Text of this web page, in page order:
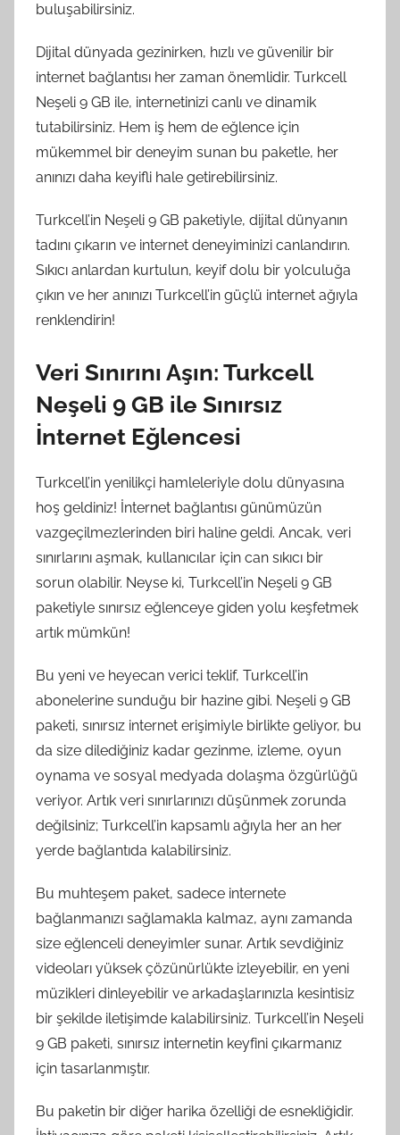
buluşabilirsiniz.
Dijital dünyada gezinirken, hızlı ve güvenilir bir
internet bağlantısı her zaman önemlidir. Turkcell
Neşeli 9 GB ile, internetinizi canlı ve dinamik
tutabilirsiniz. Hem iş hem de eğlence için
mükemmel bir deneyim sunan bu paketle, her
anınızı daha keyifli hale getirebilirsiniz.
Turkcell’in Neşeli 9 GB paketiyle, dijital dünyanın
tadını çıkarın ve internet deneyiminizi canlandırın.
Sıkıcı anlardan kurtulun, keyif dolu bir yolculuğa
çıkın ve her anınızı Turkcell’in güçlü internet ağıyla
renklendirin!
Veri Sınırını Aşın: Turkcell
Neşeli 9 GB ile Sınırsız
İnternet Eğlencesi
Turkcell’in yenilikçi hamleleriyle dolu dünyasına
hoş geldiniz! İnternet bağlantısı günümüzün
vazgeçilmezlerinden biri haline geldi. Ancak, veri
sınırlarını aşmak, kullanıcılar için can sıkıcı bir
sorun olabilir. Neyse ki, Turkcell’in Neşeli 9 GB
paketiyle sınırsız eğlenceye giden yolu keşfetmek
artık mümkün!
Bu yeni ve heyecan verici teklif, Turkcell’in
abonelerine sunduğu bir hazine gibi. Neşeli 9 GB
paketi, sınırsız internet erişimiyle birlikte geliyor, bu
da size dilediğiniz kadar gezinme, izleme, oyun
oynama ve sosyal medyada dolaşma özgürlüğü
veriyor. Artık veri sınırlarınızı düşünmek zorunda
değilsiniz; Turkcell’in kapsamlı ağıyla her an her
yerde bağlantıda kalabilirsiniz.
Bu muhteşem paket, sadece internete
bağlanmanızı sağlamakla kalmaz, aynı zamanda
size eğlenceli deneyimler sunar. Artık sevdiğiniz
videoları yüksek çözünürlükte izleyebilir, en yeni
müzikleri dinleyebilir ve arkadaşlarınızla kesintisiz
bir şekilde iletişimde kalabilirsiniz. Turkcell’in Neşeli
9 GB paketi, sınırsız internetin keyfini çıkarmanız
için tasarlanmıştır.
Bu paketin bir diğer harika özelliği de esnekliğidir.